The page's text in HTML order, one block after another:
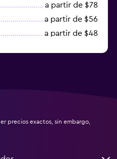
a partir de $78
a partir de $56
a partir de $48
precios exactos, sin embargo,